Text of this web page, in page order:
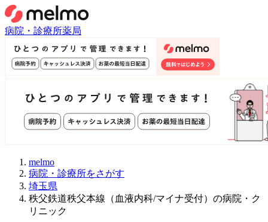
病院・診療所薬局
melmo
病院・診療所をさがす
埼玉県
秩父鉄道秩父本線（血液内科/マイナ受付）の病院・ク
リニック